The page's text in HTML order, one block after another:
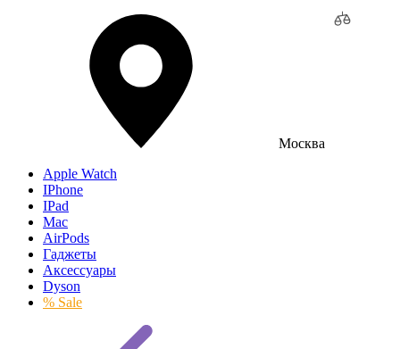
Москва
Apple Watch
IPhone
IPad
Mac
AirPods
Гаджеты
Аксессуары
Dyson
% Sale